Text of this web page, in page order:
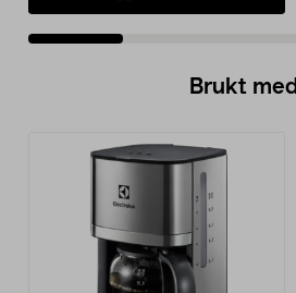
Brukt med